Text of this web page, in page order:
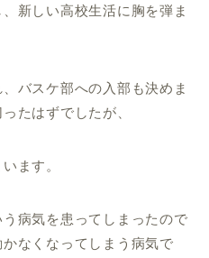
新しい高校生活に胸を弾ま
バスケ部への入部も決めま
たはずでしたが、
ます。
病気を患ってしまったので
なくなってしまう病気で